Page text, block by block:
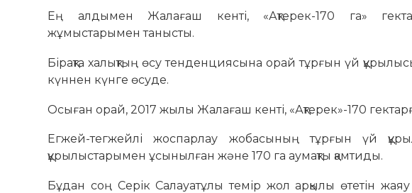
Ең алдымен Жалағаш кенті, «Ақтерек-170 га»
жұмыстарымен танысты.
Бірақта халықтың өсу тенденциясына орай тұрғын үй
күннен күнге өсуде.
Осыған орай, 2017 жылы Жалағаш кенті, «Ақтерек»-170
Егжей-тегжейлі жоспарлау жобасының тұрғын үй
құрылыстарымен ұсынылған және 170 га аумақты қамтиды.
Бұдан соң Серік Салауатұлы темір жол арқылы өтетін